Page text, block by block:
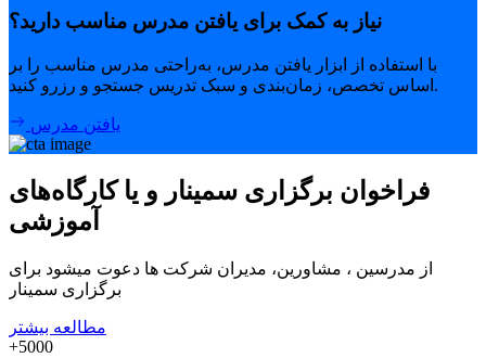
نیاز به کمک برای یافتن مدرس مناسب دارید؟
با استفاده از ابزار یافتن مدرس، به‌راحتی مدرس مناسب را بر
اساس تخصص، زمان‌بندی و سبک تدریس جستجو و رزرو کنید.
یافتن مدرس
فراخوان برگزاری سمینار و یا کارگاه‌های
آموزشی
از مدرسین ، مشاورین، مدیران شرکت ها دعوت میشود برای
برگزاری سمینار
مطالعه بیشتر
+5000